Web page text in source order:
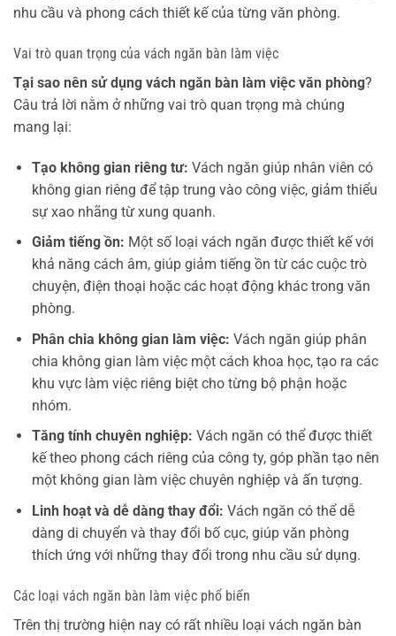
nhu cầu và phong cách thiết kế của từng văn phòng.
Vai trò quan trọng của vách ngăn bàn làm việc
Tại sao nên sử dụng vách ngăn bàn làm việc văn phòng?
Câu trả lời nằm ở những vai trò quan trọng mà chúng
mang lại:
Tạo không gian riêng tư: Vách ngăn giúp nhân viên có
không gian riêng để tập trung vào công việc, giảm thiểu
sự xao nhãng từ xung quanh.
Giảm tiếng ồn: Một số loại vách ngăn được thiết kế với
khả năng cách âm, giúp giảm tiếng ồn từ các cuộc trò
chuyện, điện thoại hoặc các hoạt động khác trong văn
phòng.
Phân chia không gian làm việc: Vách ngăn giúp phân
chia không gian làm việc một cách khoa học, tạo ra các
khu vực làm việc riêng biệt cho từng bộ phận hoặc
nhóm.
Tăng tính chuyên nghiệp: Vách ngăn có thể được thiết
kế theo phong cách riêng của công ty, góp phần tạo nên
một không gian làm việc chuyên nghiệp và ấn tượng.
Linh hoạt và dễ dàng thay đổi: Vách ngăn có thể dễ
dàng di chuyển và thay đổi bố cục, giúp văn phòng
thích ứng với những thay đổi trong nhu cầu sử dụng.
Các loại vách ngăn bàn làm việc phổ biến
Trên thị trường hiện nay có rất nhiều loại vách ngăn bàn